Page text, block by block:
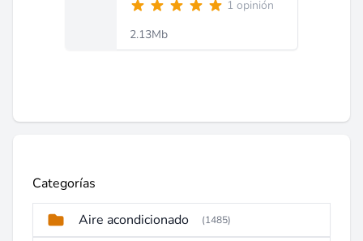
1 opinión
2.13Mb
Categorías
Aire acondicionado (1485)